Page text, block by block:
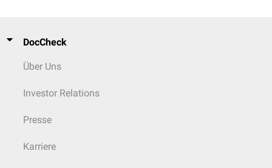
DocCheck
Über Uns
Investor Relations
Presse
Karriere